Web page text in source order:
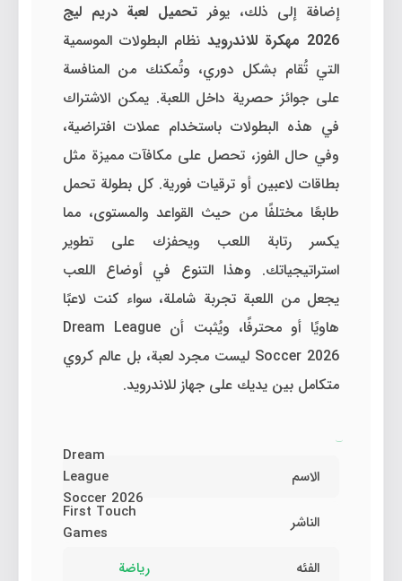
إضافة إلى ذلك، يوفر تحميل لعبة دريم ليج
2026 مهكرة للاندرويد
نظام البطولات الموسمية
التي تُقام بشكل دوري، وتُمكنك من المنافسة
على جوائز حصرية داخل اللعبة. يمكن الاشتراك
في هذه البطولات باستخدام عملات افتراضية،
وفي حال الفوز، تحصل على مكافآت مميزة مثل
بطاقات لاعبين أو ترقيات فورية. كل بطولة تحمل
طابعًا مختلفًا من حيث القواعد والمستوى، مما
يكسر رتابة اللعب ويحفزك على تطوير
استراتيجياتك. وهذا التنوع في أوضاع اللعب
يجعل من اللعبة تجربة شاملة، سواء كنت لاعبًا
هاويًا أو محترفًا، ويُثبت أن Dream League
Soccer 2026 ليست مجرد لعبة، بل عالم كروي
متكامل بين يديك على جهاز للاندرويد.
الاسم
Dream
League
Soccer 2026
الناشر
First Touch
Games
الفئه
رياضة